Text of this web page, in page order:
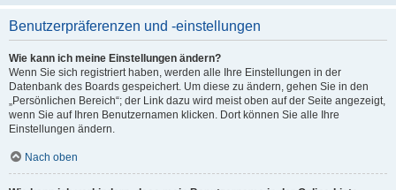
Benutzerpräferenzen und -einstellungen
Wie kann ich meine Einstellungen ändern?
Wenn Sie sich registriert haben, werden alle Ihre Einstellungen in der
Datenbank des Boards gespeichert. Um diese zu ändern, gehen Sie in den
„Persönlichen Bereich“; der Link dazu wird meist oben auf der Seite angezeigt,
wenn Sie auf Ihren Benutzernamen klicken. Dort können Sie alle Ihre
Einstellungen ändern.
Nach oben